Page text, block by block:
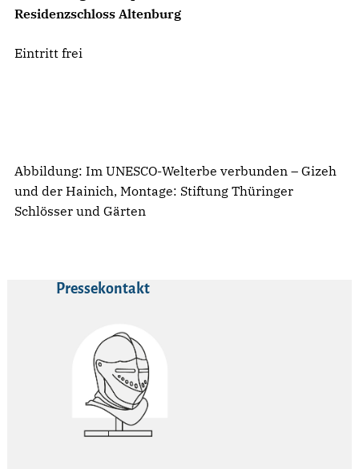
Residenzschloss Altenburg
Eintritt frei
Abbildung: Im UNESCO-Welterbe verbunden – Gizeh
und der Hainich, Montage: Stiftung Thüringer
Schlösser und Gärten
Pressekontakt